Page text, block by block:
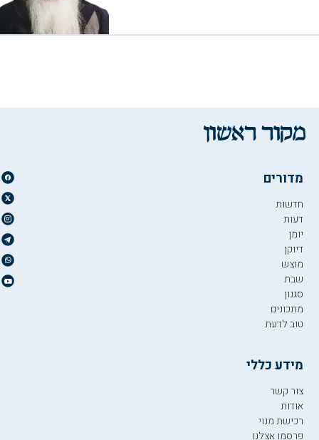
מדורים
חדשות
דעות
יומן
דיוקן
מוצש
שבת
סגנון
מתכונים
טוב לדעת
מידע כללי
צור קשר
אודות
רכישת מנוי
פרסמו אצלנו